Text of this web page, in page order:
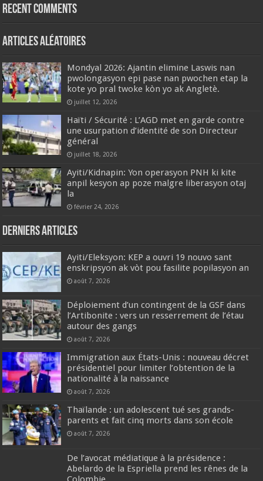
Recent Comments
Articles aléatoires
‎Mondyal 2026: Ajantin elimine Laswis nan
pwolongasyon epi pase nan pwochen etap la
kote yo pral twoke kòn yo ak Angletè.
juillet 12, 2026
Haïti / Sécurité : L’AGD met en garde contre
une usurpation d’identité de son Directeur
général
juillet 18, 2026
Ayiti/Kidnapin: Yon operasyon PNH ki kite
anpil kesyon ap poze malgre liberasyon otaj
la
février 24, 2026
Derniers articles
‎Ayiti/Eleksyon: KEP a ouvri 19 nouvo sant
enskripsyon ak vòt pou fasilite popilasyon an
août 7, 2026
Déploiement d’un contingent de la GSF dans
l’Artibonite : vers un resserrement de l’étau
autour des gangs
août 7, 2026
Immigration aux États-Unis : nouveau décret
présidentiel pour limiter l’obtention de la
nationalité à la naissance
août 7, 2026
Thaïlande : un adolescent tué ses grands-
parents et fait cinq morts dans son école
août 7, 2026
De l’avocat médiatique à la présidence :
Abelardo de la Espriella prend les rênes de la